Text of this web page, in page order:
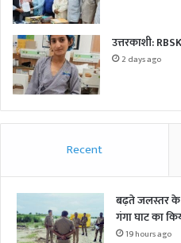
उत्तरकाशी:
2 days ago
Recent
बढ़ते जलस्तर के
गंगा घाट का
19 hours ago